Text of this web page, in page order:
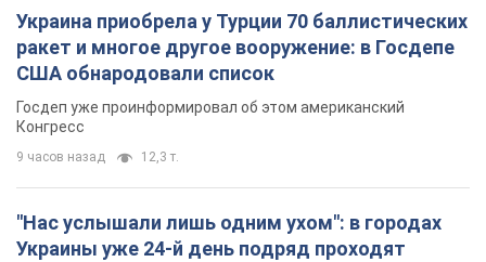
Украина приобрела у Турции 70 баллистических
ракет и многое другое вооружение: в Госдепе
США обнародовали список
Госдеп уже проинформировал об этом американский
Конгресс
9 часов назад 12,3 т.
"Нас услышали лишь одним ухом": в городах
Украины уже 24-й день подряд проходят